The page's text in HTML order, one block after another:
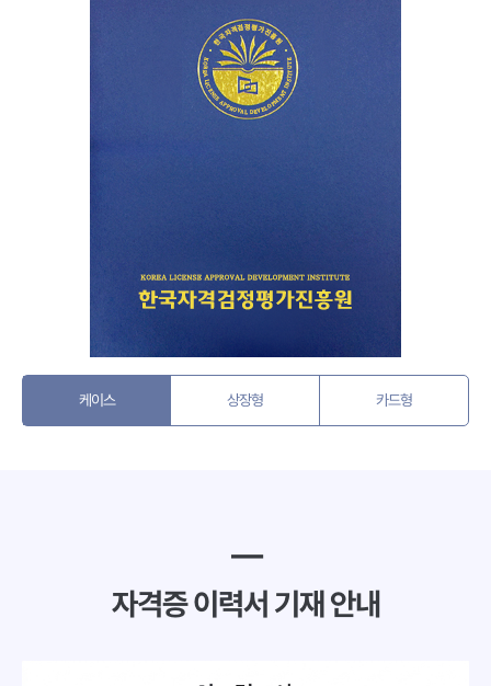
케이스 상장형 카드형
━
자격증 이력서 기재 안내